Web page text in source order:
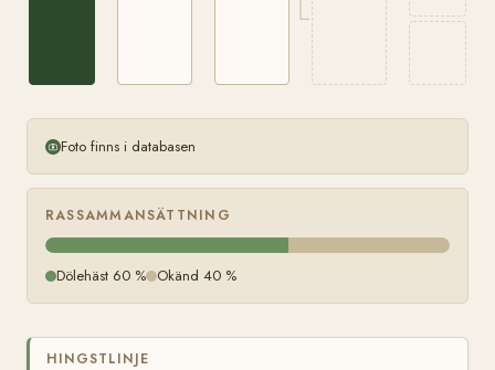
Foto finns i databasen
RASSAMMANSÄTTNING
Dölehäst 60 % Okänd 40 %
HINGSTLINJE